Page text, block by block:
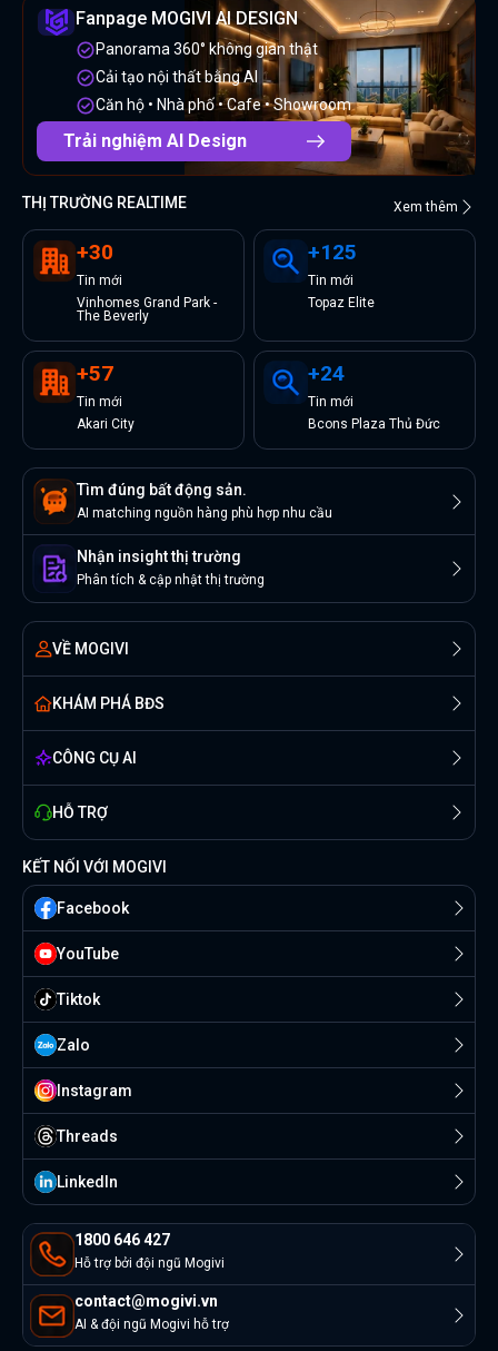
Fanpage MOGIVI AI DESIGN
Panorama 360° không gian thật
Cải tạo nội thất bằng AI
Căn hộ • Nhà phố • Cafe • Showroom
Trải nghiệm AI Design
THỊ TRƯỜNG REALTIME Xem thêm
+30
Tin mới
Vinhomes Grand Park -
The Beverly
+125
Tin mới
Topaz Elite
+57
Tin mới
Akari City
+24
Tin mới
Bcons Plaza Thủ Đức
Tìm đúng bất động sản.
AI matching nguồn hàng phù hợp nhu cầu
Nhận insight thị trường
Phân tích & cập nhật thị trường
VỀ MOGIVI
KHÁM PHÁ BĐS
CÔNG CỤ AI
HỖ TRỢ
1800 646 427
Hỗ trợ bởi đội ngũ Mogivi
contact@mogivi.vn
AI & đội ngũ Mogivi hỗ trợ
KẾT NỐI VỚI MOGIVI
Facebook
YouTube
Tiktok
Zalo
Instagram
Threads
Linkedln